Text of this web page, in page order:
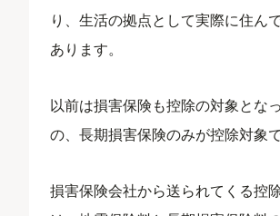
り、生活の拠点として実際に住ん
あります。
以前は損害保険も控除の対象とな
の、長期損害保険のみが控除対象で
損害保険会社から送られてくる控